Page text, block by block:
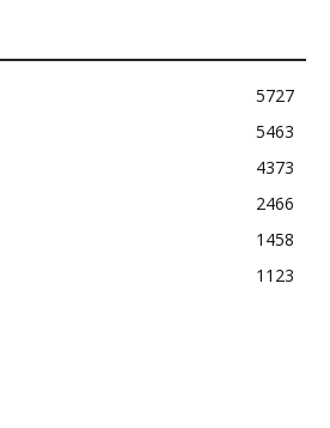
5727
5463
4373
2466
1458
1123